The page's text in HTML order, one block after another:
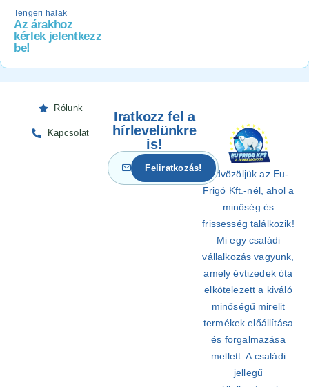
Tengeri halak
Az árakhoz
kérlek jelentkezz
be!
Rólunk
Kapcsolat
Üdvözöljük az Eu-
Frigó Kft.-nél, ahol a
minőség és
frissesség találkozik!
Mi egy családi
vállalkozás vagyunk,
amely évtizedek óta
elkötelezett a kiváló
minőségű mirelit
termékek előállítása
és forgalmazása
mellett. A családi
jellegű
Iratkozz fel a
hírlevelünkre
is!